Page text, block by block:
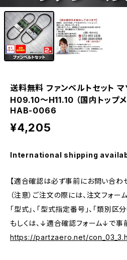
送料無料 ファンベルトセット
H09.10～H11.10 （国内トップ
HAB-0066
¥4,205
International shipping
【適合確認は必ず事前にお問い合わせ
（注意）ご注文の際には、注文フォー
「型式」、「型式指定番号」、「類別区
もしくは、↓適合確認フォーム↓で事
https://partzaero.net/